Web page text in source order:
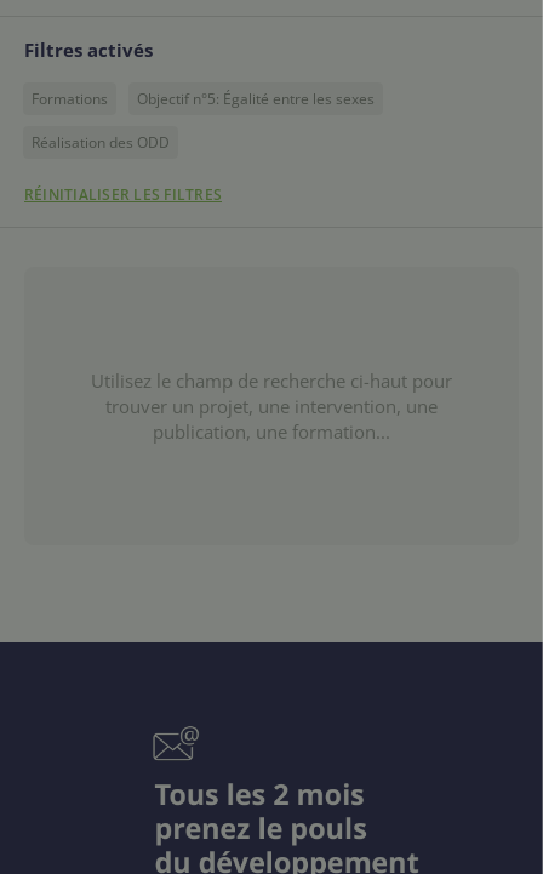
Filtres activés
Formations Objectif n°5: Égalité entre les sexes
Réalisation des ODD
RÉINITIALISER LES FILTRES
Utilisez le champ de recherche ci-haut pour
trouver un projet, une intervention, une
publication, une formation...